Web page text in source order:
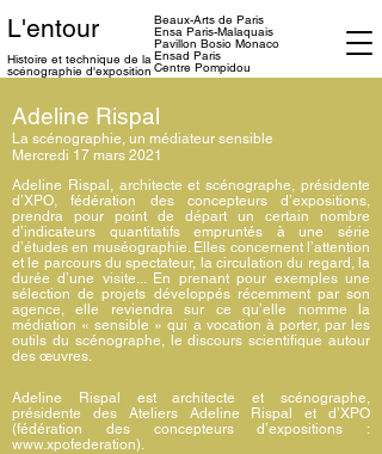
L'entour
Histoire et technique de la
scénographie d'exposition
Beaux-Arts de Paris
Ensa Paris-Malaquais
Pavillon Bosio Monaco
Ensad Paris
Centre Pompidou
Adeline Rispal
La scénographie, un médiateur sensible
Mercredi 17 mars 2021
Adeline Rispal, architecte et scénographe, présidente
d’XPO, fédération des concepteurs d’expositions,
prendra pour point de départ un certain nombre
d’indicateurs quantitatifs empruntés à une série
d’études en muséographie. Elles concernent l’attention
et le parcours du spectateur, la circulation du regard, la
durée d’une visite... En prenant pour exemples une
sélection de projets développés récemment par son
agence, elle reviendra sur ce qu’elle nomme la
médiation « sensible » qui a vocation à porter, par les
outils du scénographe, le discours scientifique autour
des œuvres.
Adeline Rispal est architecte et scénographe,
présidente des Ateliers Adeline Rispal et d’XPO
(fédération des concepteurs d’expositions :
www.xpofederation).